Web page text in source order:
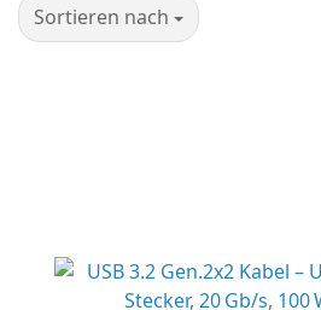
Sortieren nach
Sortieren nach